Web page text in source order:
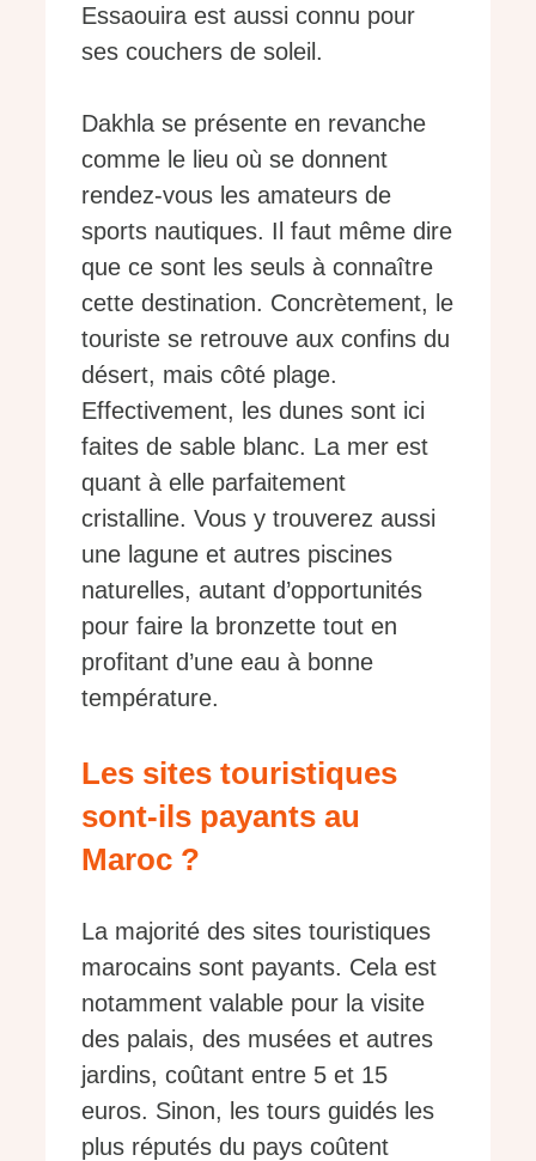
Essaouira est aussi connu pour
ses couchers de soleil.
Dakhla se présente en revanche
comme le lieu où se donnent
rendez-vous les amateurs de
sports nautiques. Il faut même dire
que ce sont les seuls à connaître
cette destination. Concrètement, le
touriste se retrouve aux confins du
désert, mais côté plage.
Effectivement, les dunes sont ici
faites de sable blanc. La mer est
quant à elle parfaitement
cristalline. Vous y trouverez aussi
une lagune et autres piscines
naturelles, autant d’opportunités
pour faire la bronzette tout en
profitant d’une eau à bonne
température.
Les sites touristiques
sont-ils payants au
Maroc ?
La majorité des sites touristiques
marocains sont payants. Cela est
notamment valable pour la visite
des palais, des musées et autres
jardins, coûtant entre 5 et 15
euros. Sinon, les tours guidés les
plus réputés du pays coûtent